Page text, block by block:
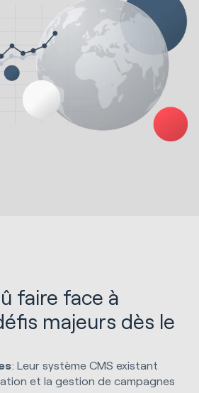
faire face à
majeurs dès le
: Leur système CMS existant
et la gestion de campagnes